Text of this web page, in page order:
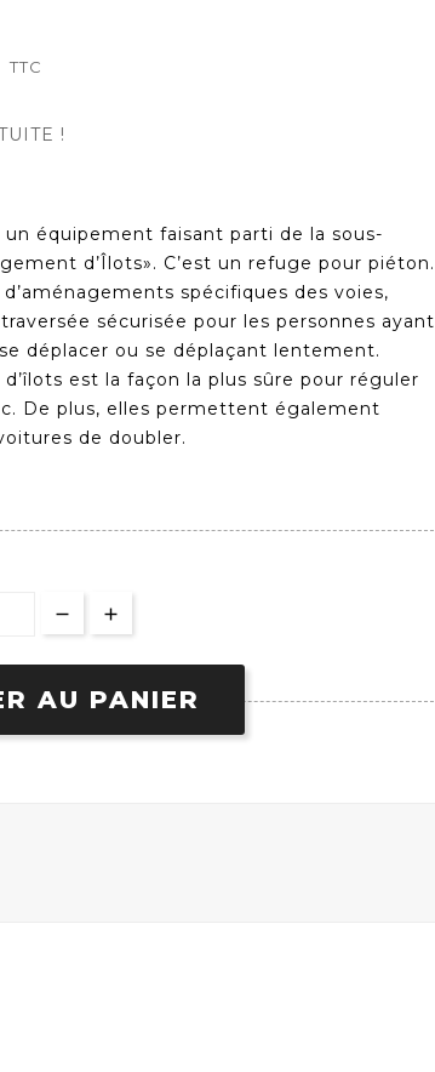
TTC
!
équipement faisant parti de la sous-
d’Îlots». C’est un refuge pour piéton.
spécifiques des voies,
sécurisée pour les personnes ayant
déplacer ou se déplaçant lentement.
d’îlots est la façon la plus sûre pour réguler
De plus, elles permettent également
de doubler.
AU PANIER